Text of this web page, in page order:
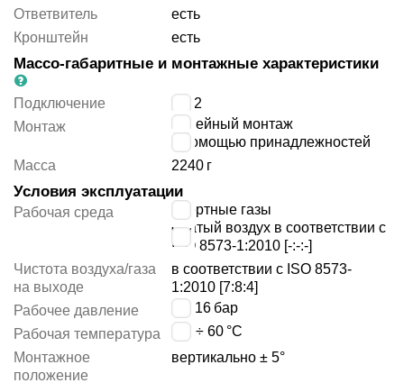
Ответвитель
есть
Кронштейн
есть
Массо-габаритные и монтажные характеристики
Подключение
G1/2
Монтаж
линейный монтаж
с помощью принадлежностей
Масса
2240 г
Условия эксплуатации
Рабочая среда
инертные газы
сжатый воздух в соответствии с
ISO 8573-1:2010 [-:-:-]
Чистота воздуха/газа
на выходе
в соответствии с ISO 8573-
1:2010 [7:8:4]
Рабочее давление
1 ÷ 16 бар
Рабочая температура
-10 ÷ 60 °C
Монтажное
положение
вертикально ± 5°